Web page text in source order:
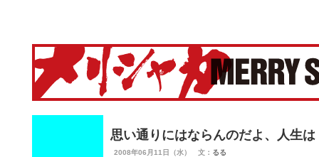
思い通りにはならんのだよ、人生は
2008年06月11日（水） 文： るる